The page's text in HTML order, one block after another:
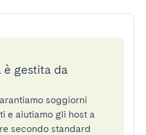
è gestita da
soggiorni
e aiutiamo gli host a
secondo standard